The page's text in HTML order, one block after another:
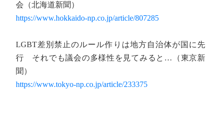
会（北海道新聞）
https://www.hokkaido-np.co.jp/article/807285
LGBT差別禁止のルール作りは地方自治体が国に先
行 それでも議会の多様性を見てみると…（東京新
聞）
https://www.tokyo-np.co.jp/article/233375